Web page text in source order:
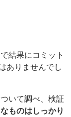
結果にコミット
ありませんでし
いて調べ、検証
ものはしっかり